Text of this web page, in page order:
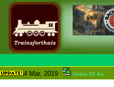
4 Mar, 2019 Online 95 คน